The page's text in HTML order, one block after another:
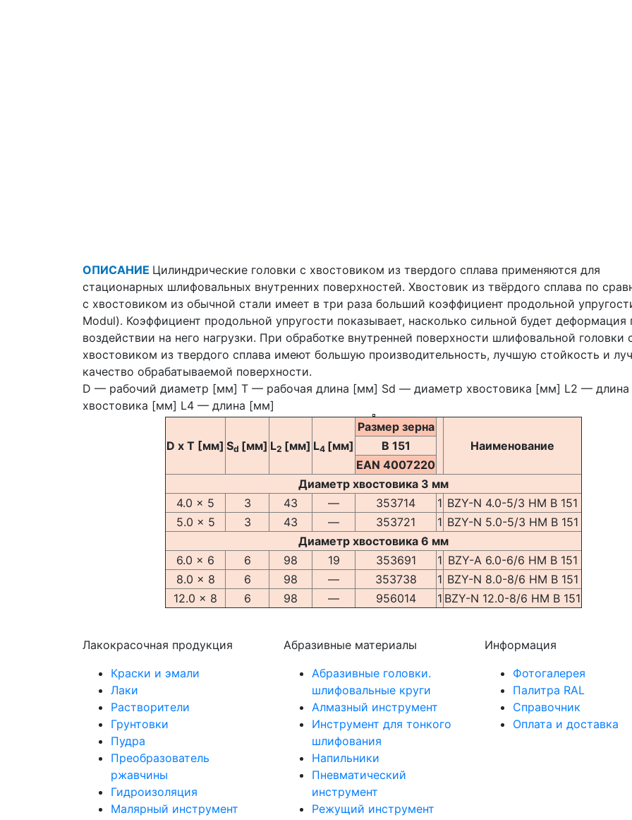
ОПИСАНИЕ Цилиндрические головки с хвостовиком из твердого сплава применяются для
стационарных шлифовальных внутренних поверхностей. Хвостовик из твёрдого сплава по
с хвостовиком из обычной стали имеет в три раза больший коэффициент продольной
Modul). Коэффициент продольной упругости показывает, насколько сильной будет деформация
воздействии на него нагрузки. При обработке внутренней поверхности шлифовальной головки
хвостовиком из твердого сплава имеют большую производительность, лучшую стойкость и
качество обрабатываемой поверхности.
D — рабочий диаметр [мм] T — рабочая длина [мм] Sd — диаметр хвостовика [мм] L2 — длина
хвостовика [мм] L4 — длина [мм]
D x T [мм] Sd [мм] L2 [мм] L4 [мм]
Размер зерна
Наименование
B 151
EAN 4007220
Диаметр хвостовика 3 мм
4.0 x 5
3 43 — 353714 1 BZY-N 4.0-5/3 HM B 151
5.0 x 5
3 43 — 353721 1 BZY-N 5.0-5/3 HM B 151
Диаметр хвостовика 6 мм
6.0 x 6
6 98 19 353691 1 BZY-A 6.0-6/6 HM B 151
8.0 x 8
6 98 — 353738 1 BZY-N 8.0-8/6 HM B 151
12.0 x 8
6 98 — 956014 1 BZY-N 12.0-8/6 HM B 151
Лакокрасочная продукция
Краски и эмали
Лаки
Растворители
Грунтовки
Пудра
Преобразователь
ржавчины
Гидроизоляция
Малярный инструмент
Абразивные материалы
Абразивные головки.
шлифовальные круги
Алмазный инструмент
Инструмент для тонкого
шлифования
Напильники
Пневматический
инструмент
Режущий инструмент
Информация
Фотогалерея
Палитра RAL
Справочник
Оплата и доставка